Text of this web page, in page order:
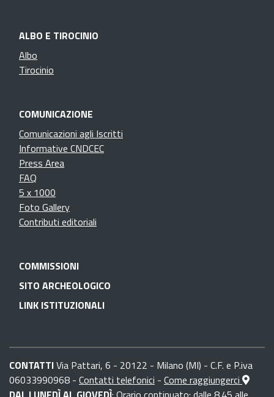
ALBO E TIROCINIO
Albo
Tirocinio
COMUNICAZIONE
Comunicazioni agli Iscritti
Informative CNDCEC
Press Area
FAQ
5 x 1000
Foto Gallery
Contributi editoriali
COMMISSIONI
SITO ARCHEOLOGICO
LINK ISTITUZIONALI
CONTATTIVia Pattari, 6 - 20122 - Milano (MI) - C.F. e P.iva
06033990968 - Contatti telefonici - Come raggiungerci